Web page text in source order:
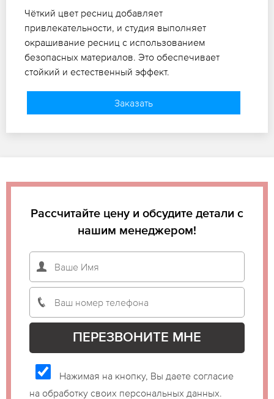
Чёткий цвет ресниц добавляет
привлекательности, и студия выполняет
окрашивание ресниц с использованием
безопасных материалов. Это обеспечивает
стойкий и естественный эффект.
Заказать
Рассчитайте цену и обсудите детали с
нашим менеджером!
Нажимая на кнопку, Вы даете согласие
на обработку своих персональных данных.